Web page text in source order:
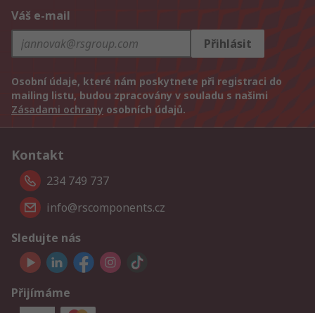
Váš e-mail
Přihlásit
Osobní údaje, které nám poskytnete při registraci do
mailing listu, budou zpracovány v souladu s našimi
Zásadami ochrany osobních údajů.
Kontakt
234 749 737
info@rscomponents.cz
Sledujte nás
Přijímáme